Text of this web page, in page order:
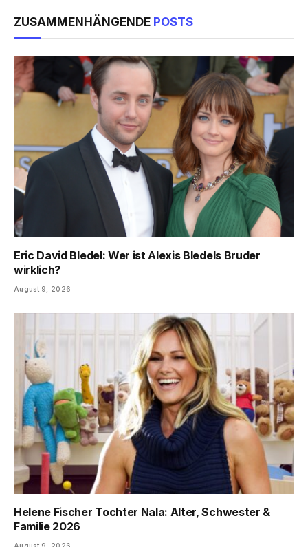
ZUSAMMENHÄNGENDE POSTS
Eric David Bledel: Wer ist Alexis Bledels Bruder
wirklich?
August 9, 2026
Helene Fischer Tochter Nala: Alter, Schwester &
Familie 2026